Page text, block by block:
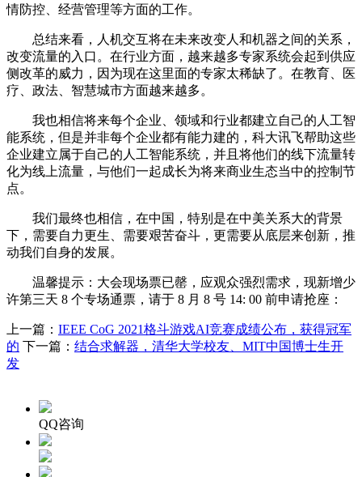
情防控、经营管理等方面的工作。
总结来看，人机交互将在未来改变人和机器之间的关系，
改变流量的入口。在行业方面，越来越多专家系统会起到供应
侧改革的威力，因为现在这里面的专家太稀缺了。在教育、医
疗、政法、智慧城市方面越来越多。
我也相信将来每个企业、领域和行业都建立自己的人工智
能系统，但是并非每个企业都有能力建的，科大讯飞帮助这些
企业建立属于自己的人工智能系统，并且将他们的线下流量转
化为线上流量，与他们一起成长为将来商业生态当中的控制节
点。
我们最终也相信，在中国，特别是在中美关系大的背景
下，需要自力更生、需要艰苦奋斗，更需要从底层来创新，推
动我们自身的发展。
温馨提示：大会现场票已罄，应观众强烈需求，现新增少
许第三天 8 个专场通票，请于 8 月 8 号 14: 00 前申请抢座：
上一篇： IEEE CoG 2021格斗游戏AI竞赛成绩公布，获得冠军
的 下一篇： 结合求解器，清华大学校友、MIT中国博士生开
发
QQ咨询